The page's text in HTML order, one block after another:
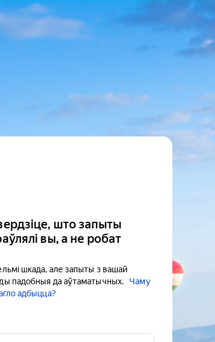
што запыты
вы, а не робат
шкада, але запыты з вашай
падобныя да аўтаматычных.
Чаму
адбыцца?